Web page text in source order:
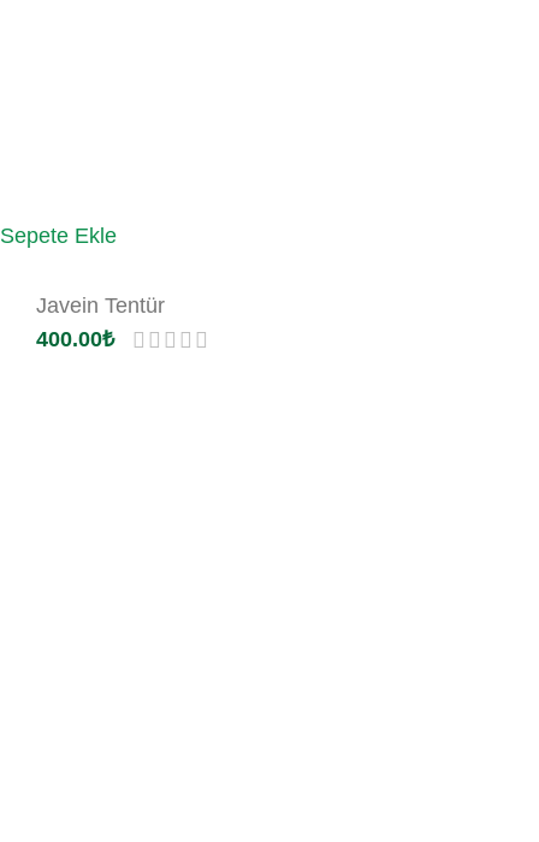
Sepete Ekle
Javein Tentür
400.00₺